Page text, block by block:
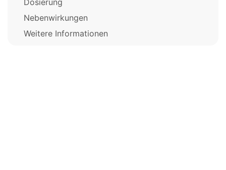
Nebenwirkungen
Weitere Informationen